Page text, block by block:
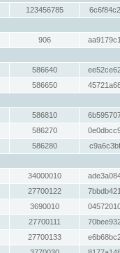
123456785
906
586640
586650
586810
586270
586280
34000010
27700122
3690010
27700111
27700133